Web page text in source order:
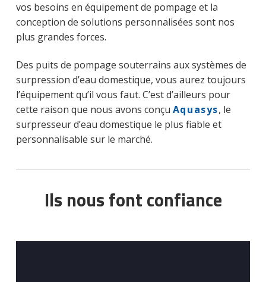
vos besoins en équipement de pompage et la
conception de solutions personnalisées sont nos
plus grandes forces.
Des puits de pompage souterrains aux systèmes de
surpression d’eau domestique, vous aurez toujours
l’équipement qu’il vous faut. C’est d’ailleurs pour
cette raison que nous avons conçu Aquasys, le
surpresseur d’eau domestique le plus fiable et
personnalisable sur le marché.
Ils nous font confiance